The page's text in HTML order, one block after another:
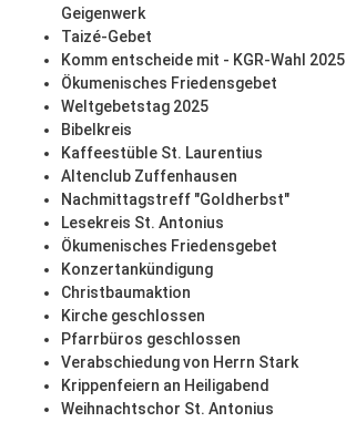
Geigenwerk
Taizé-Gebet
Komm entscheide mit - KGR-Wahl 2025
Ökumenisches Friedensgebet
Weltgebetstag 2025
Bibelkreis
Kaffeestüble St. Laurentius
Altenclub Zuffenhausen
Nachmittagstreff "Goldherbst"
Lesekreis St. Antonius
Ökumenisches Friedensgebet
Konzertankündigung
Christbaumaktion
Kirche geschlossen
Pfarrbüros geschlossen
Verabschiedung von Herrn Stark
Krippenfeiern an Heiligabend
Weihnachtschor St. Antonius